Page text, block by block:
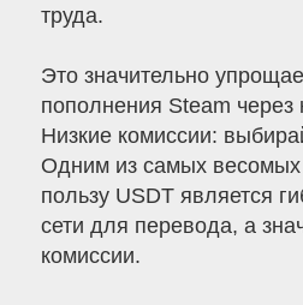
труда.
Это значительно
пополнения Steam через
Низкие комиссии:
Одним из самых весомых
пользу USDT является
сети для перевода, а
комиссии.